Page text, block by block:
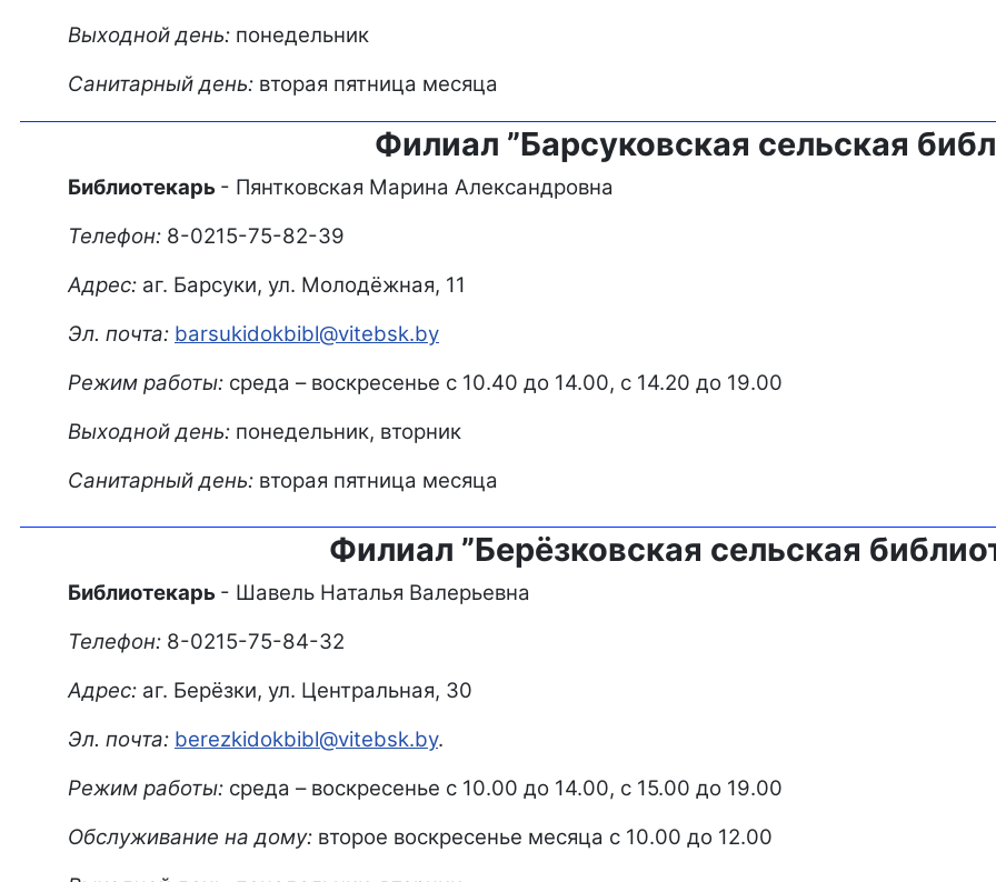
Выходной день: понедельник
Санитарный день: вторая пятница месяца
Филиал ”Барсуковская сельская
Библиотекарь - Пянтковская Марина Александровна
Телефон: 8-0215-75-82-39
Адрес: аг. Барсуки, ул. Молодёжная, 11
Эл. почта: barsukidokbibl@vitebsk.by
Режим работы: среда – воскресенье с 10.40 до 14.00, с 14.20 до 19.00
Выходной день: понедельник, вторник
Санитарный день: вторая пятница месяца
Филиал ”Берёзковская сельская
Библиотекарь - Шавель Наталья Валерьевна
Телефон: 8-0215-75-84-32
Адрес: аг. Берёзки, ул. Центральная, 30
Эл. почта: berezkidokbibl@vitebsk.by.
Режим работы: среда – воскресенье с 10.00 до 14.00, с 15.00 до 19.00
Обслуживание на дому: второе воскресенье месяца с 10.00 до 12.00